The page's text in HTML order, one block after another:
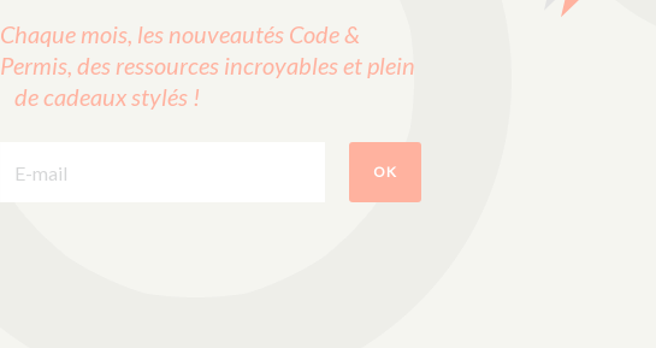
Chaque mois, les nouveautés Code &
Permis, des ressources incroyables et plein
de cadeaux stylés !
OK